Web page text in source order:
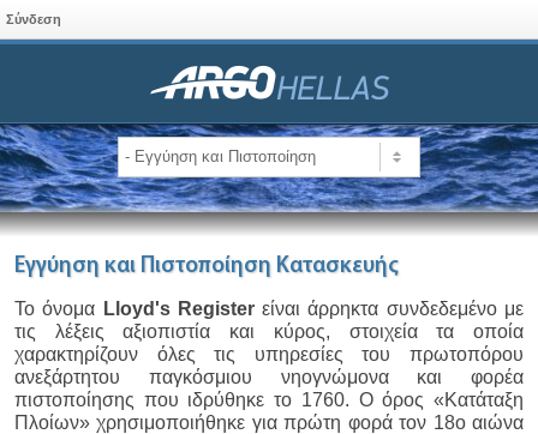
Σύνδεση
Εγγύηση και Πιστοποίηση Κατασκευής
To όνομα Lloyd's Registerείναι άρρηκτα συνδεδεμένο με
τις λέξεις αξιοπιστία και κύρος, στοιχεία τα οποία
χαρακτηρίζουν όλες τις υπηρεσίες του πρωτοπόρου
ανεξάρτητου παγκόσμιου νηογνώμονα και φορέα
πιστοποίησης που ιδρύθηκε το 1760. Ο όρος «Κατάταξη
Πλοίων» χρησιμοποιήθηκε για πρώτη φορά τον 18ο αιώνα